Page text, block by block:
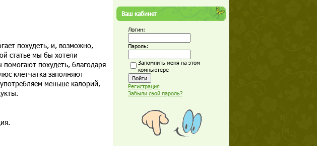
похудеть, и, возможно,
статье мы бы хотели
похудеть, благодаря
клетчатка заполняют
меньше калорий,
Ваш кабинет
Логин:
Пароль:
Запомнить меня на этом
компьютере
Регистрация
Забыли свой пароль?